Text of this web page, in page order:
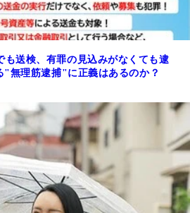
も送検、有罪の見込みがなくても逮
無理筋逮捕"に正義はあるのか？